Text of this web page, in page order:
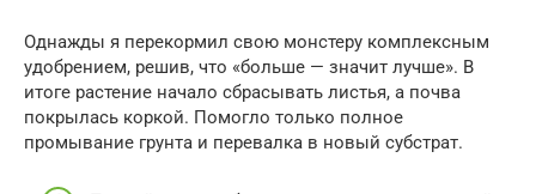
Однажды я перекормил свою монстеру комплексным
удобрением, решив, что «больше — значит лучше». В
итоге растение начало сбрасывать листья, а почва
покрылась коркой. Помогло только полное
промывание грунта и перевалка в новый субстрат.